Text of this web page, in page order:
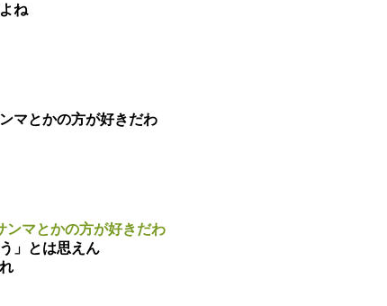
ね
マとかの方が好きだわ
ンマとかの方が好きだわ
」とは思えん